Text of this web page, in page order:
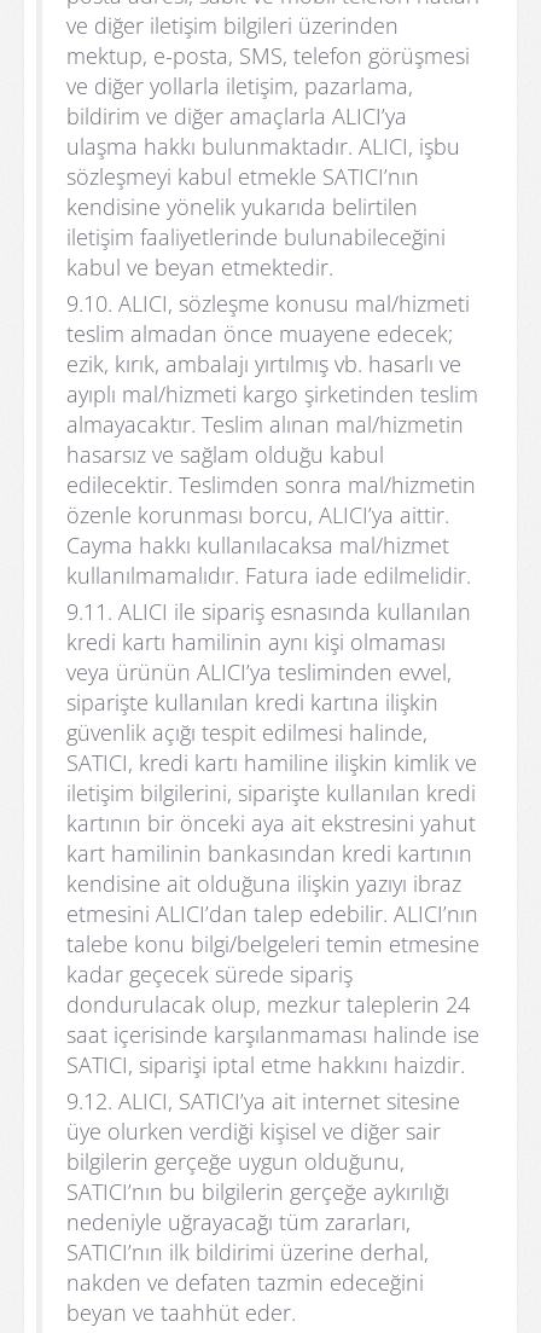
ve diğer iletişim bilgileri üzerinden
mektup, e-posta, SMS, telefon görüşmesi
ve diğer yollarla iletişim, pazarlama,
bildirim ve diğer amaçlarla ALICI’ya
ulaşma hakkı bulunmaktadır. ALICI, işbu
sözleşmeyi kabul etmekle SATICI’nın
kendisine yönelik yukarıda belirtilen
iletişim faaliyetlerinde bulunabileceğini
kabul ve beyan etmektedir.
9.10. ALICI, sözleşme konusu mal/hizmeti
teslim almadan önce muayene edecek;
ezik, kırık, ambalajı yırtılmış vb. hasarlı ve
ayıplı mal/hizmeti kargo şirketinden teslim
almayacaktır. Teslim alınan mal/hizmetin
hasarsız ve sağlam olduğu kabul
edilecektir. Teslimden sonra mal/hizmetin
özenle korunması borcu, ALICI’ya aittir.
Cayma hakkı kullanılacaksa mal/hizmet
kullanılmamalıdır. Fatura iade edilmelidir.
9.11. ALICI ile sipariş esnasında kullanılan
kredi kartı hamilinin aynı kişi olmaması
veya ürünün ALICI’ya tesliminden evvel,
siparişte kullanılan kredi kartına ilişkin
güvenlik açığı tespit edilmesi halinde,
SATICI, kredi kartı hamiline ilişkin kimlik ve
iletişim bilgilerini, siparişte kullanılan kredi
kartının bir önceki aya ait ekstresini yahut
kart hamilinin bankasından kredi kartının
kendisine ait olduğuna ilişkin yazıyı ibraz
etmesini ALICI’dan talep edebilir. ALICI’nın
talebe konu bilgi/belgeleri temin etmesine
kadar geçecek sürede sipariş
dondurulacak olup, mezkur taleplerin 24
saat içerisinde karşılanmaması halinde ise
SATICI, siparişi iptal etme hakkını haizdir.
9.12. ALICI, SATICI’ya ait internet sitesine
üye olurken verdiği kişisel ve diğer sair
bilgilerin gerçeğe uygun olduğunu,
SATICI’nın bu bilgilerin gerçeğe aykırılığı
nedeniyle uğrayacağı tüm zararları,
SATICI’nın ilk bildirimi üzerine derhal,
nakden ve defaten tazmin edeceğini
beyan ve taahhüt eder.